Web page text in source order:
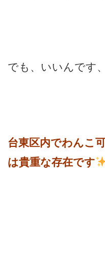
でも、いいんです
台東区内でわんこ
は貴重な存在です